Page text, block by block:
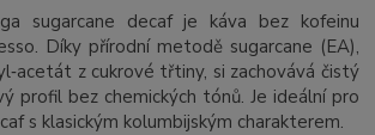
sugarcane decaf je káva bez kofeinu
Díky přírodní metodě sugarcane (EA),
z cukrové třtiny, si zachovává čistý
profil bez chemických tónů. Je ideální pro
s klasickým kolumbijským charakterem.